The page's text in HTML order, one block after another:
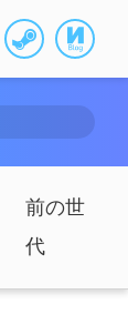
前の世
代